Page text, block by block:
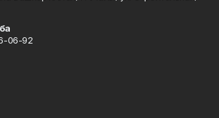
06-92